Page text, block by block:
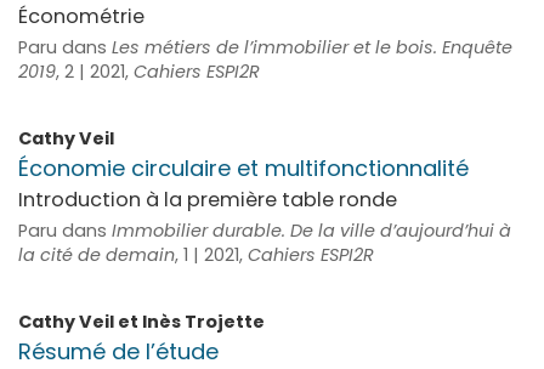
Économétrie
Paru dans Les métiers de l’immobilier et le bois. Enquête
2019, 2 | 2021, Cahiers ESPI2R
CathyVeil
Économie circulaire et multifonctionnalité
Introduction à la première table ronde
Paru dans Immobilier durable. De la ville d’aujourd’hui à
la cité de demain, 1 | 2021, Cahiers ESPI2R
CathyVeil et Inès Trojette
Résumé de l’étude